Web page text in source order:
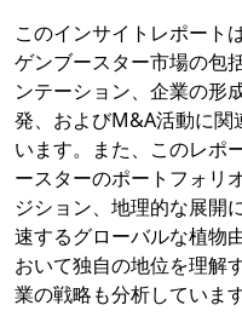
このインサイトレポート
ゲンブースター市場の包
ンテーション、企業の形
発、およびM&A活動に関
います。また、このレポ
ースターのポートフォリ
ジション、地理的な展開
速するグローバルな植物
おいて独自の地位を理解
業の戦略も分析しています